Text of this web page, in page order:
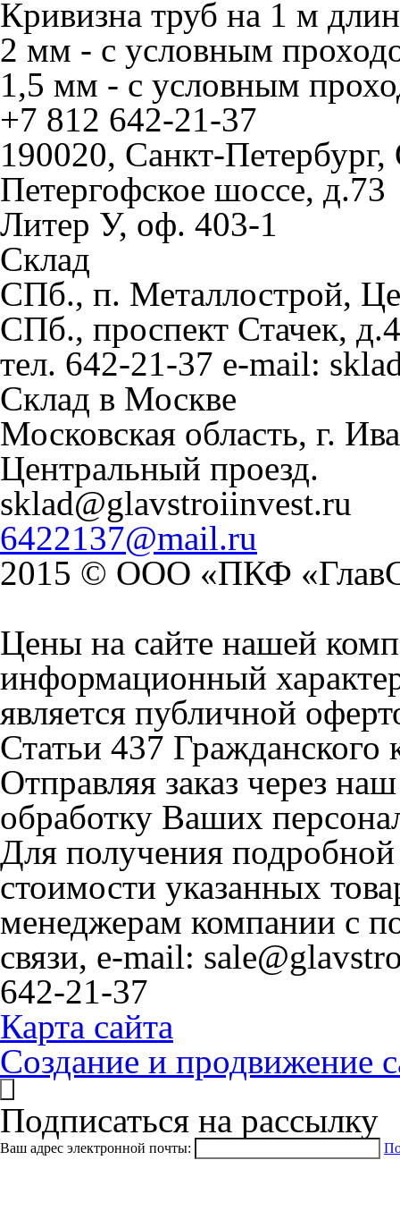
Кривизна труб на 1 м
2 мм - с условным
1,5 мм - с условным
+7 812 642-21-37
190020, Санкт-Петербург,
Петергофское шоссе, д.73
Литер У, оф. 403-1
Склад
СПб., п. Металлострой,
СПб., проспект Стачек,
тел. 642-21-37 e-mail:
Склад в Москве
Московская область, г.
Центральный проезд.
sklad@glavstroiinvest.ru
6422137@mail.ru
2015 © ООО «ПКФ
Цены на сайте нашей
информационный
является публичной
Статьи 437 Гражданского
Отправляя заказ через
обработку Ваших
Для получения
стоимости указанных
менеджерам компании с
связи, e-mail:
642-21-37
Карта сайта
Создание и продвижение
Подписаться на рассылку
Ваш адрес электронной почты: